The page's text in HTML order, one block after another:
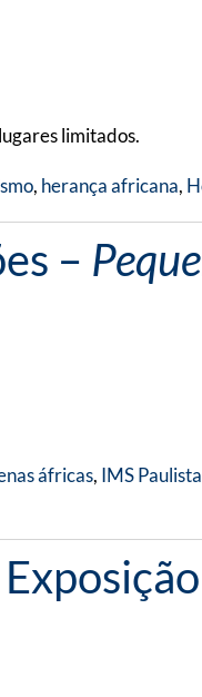
limitados.
, herança africana,
–
áfricas, IMS Paulista